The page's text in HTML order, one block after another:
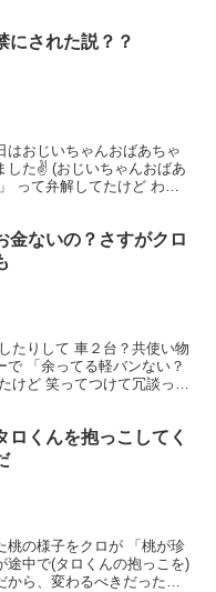
にされた説？？
はおじいちゃんおばあちゃ
した✌️ (おじいちゃんおばあ
って弁解してたけど わざ
金ないの？さすがクロ
たりして 車２台？共使い物
「余ってる軽バンない？
けど 笑ってつけて冗談っぽ
ロくんを抱っこしてく
桃の様子をクロが 「桃が珍
中で(タロくんの抱っこを)
から、変わるべきだったか